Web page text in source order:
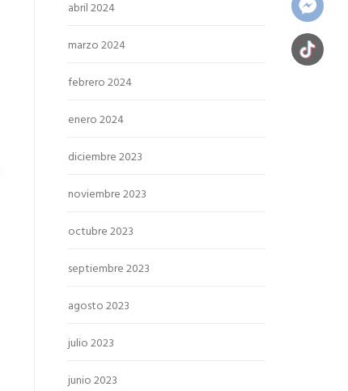
abril 2024
marzo 2024
febrero 2024
enero 2024
diciembre 2023
noviembre 2023
octubre 2023
septiembre 2023
agosto 2023
julio 2023
junio 2023